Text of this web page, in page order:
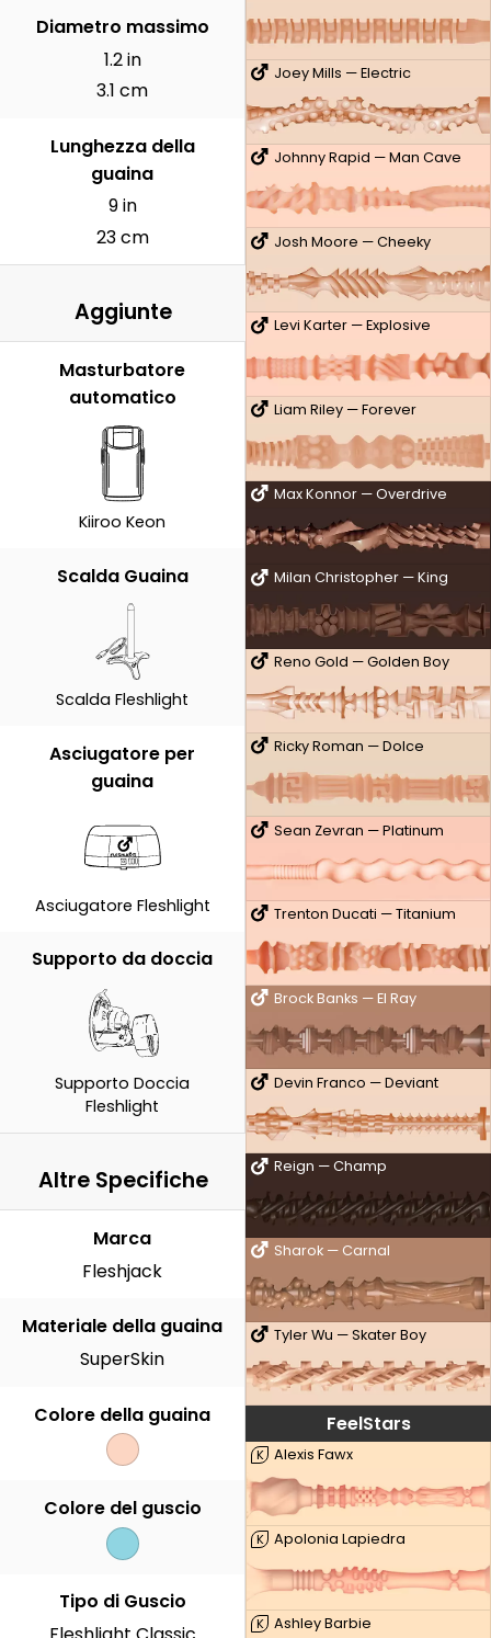
Joey Mills — Electric
Johnny Rapid — Man Cave
Josh Moore — Cheeky
Levi Karter — Explosive
Liam Riley — Forever
Max Konnor — Overdrive
Milan Christopher — King
Reno Gold — Golden Boy
Ricky Roman — Dolce
Sean Zevran — Platinum
Trenton Ducati — Titanium
Brock Banks — El Ray
Devin Franco — Deviant
Reign — Champ
Sharok — Carnal
Tyler Wu — Skater Boy
FeelStars
K Alexis Fawx
K Apolonia Lapiedra
K Ashley Barbie
Diametro massimo
1.2 in
3.1 cm
Lunghezza della
guaina
9 in
23 cm
Aggiunte
Masturbatore
automatico
Kiiroo Keon
Scalda Guaina
Scalda Fleshlight
Asciugatore per
guaina
Asciugatore Fleshlight
Supporto da doccia
Supporto Doccia
Fleshlight
Altre Specifiche
Marca
Fleshjack
Materiale della guaina
SuperSkin
Colore della guaina
Colore del guscio
Tipo di Guscio